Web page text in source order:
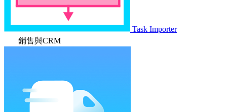
Task Importer
銷售與CRM